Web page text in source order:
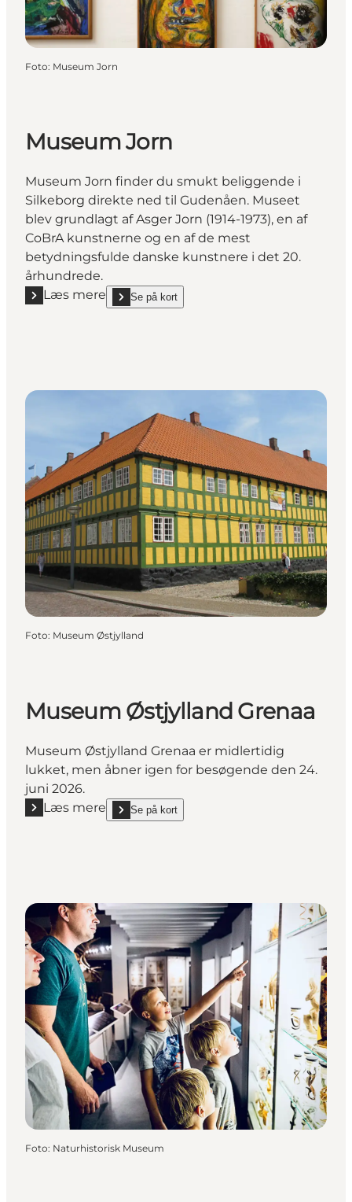
Foto: Museum Jorn
Museum Jorn
Museum Jorn finder du smukt beliggende i
Silkeborg direkte ned til Gudenåen. Museet
blev grundlagt af Asger Jorn (1914-1973), en af
CoBrA kunstnerne og en af de mest
betydningsfulde danske kunstnere i det 20.
århundrede.
Læs mere
Læs mere "Museum Jorn"
Se på kort
show Museum Jorn on_map
Foto: Museum Østjylland
Museum Østjylland Grenaa
Museum Østjylland Grenaa er midlertidig
lukket, men åbner igen for besøgende den 24.
juni 2026.
Læs mere
Læs mere "Museum Østjylland Grenaa"
Se på kort
show Museum Østjylland Grenaa on_map
Foto: Naturhistorisk Museum